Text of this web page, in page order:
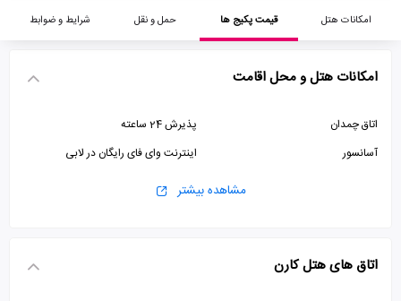
امکانات هتل قیمت پکیج ها حمل و نقل شرایط و ضوابط
امکانات هتل و محل اقامت
اتاق چمدان
پذیرش 24 ساعته
آسانسور
اینترنت وای فای رایگان در لابی
مشاهده بیشتر
اتاق های هتل کارن